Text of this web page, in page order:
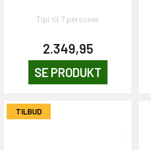
Tipi til 7 personer
2.349,95
SE PRODUKT
TILBUD